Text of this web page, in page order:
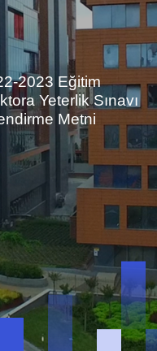
2023 Eğitim
Yeterlik Sınavı
Metni